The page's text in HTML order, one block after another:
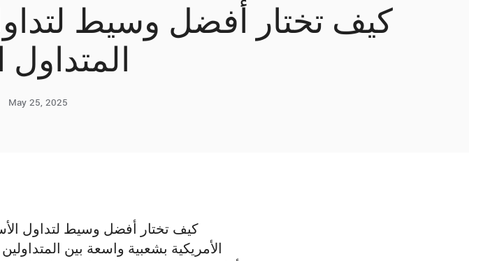
كيف تختار أفضل وسيط
May 25, 2025
كيف تختار أفضل وسيط لتداول
الأمريكية بشعبية واسعة بين